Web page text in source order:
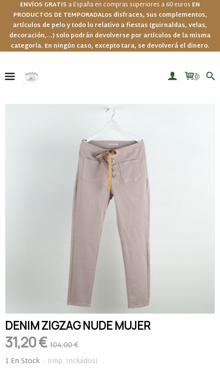
ENVÍOS GRATIS a España en compras superiores a 60 euros EN
PRODUCTOS DE TEMPORADALos disfraces, sus complementos,
artículos de pelo y todo lo relativo a fiestas (guirnaldas, velas,
decoración,...) solo podrán devolverse por artículos de la misma
categoría. En ningún caso, excepto tara, se devolverá el dinero.
0
DENIM ZIGZAG NUDE MUJER
31,20 € 104,00 €
1 En Stock - (Imp. Incluidos)